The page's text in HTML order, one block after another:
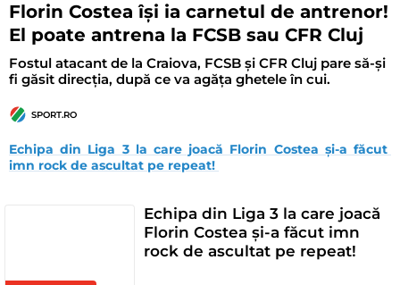
Florin Costea își ia carnetul de antrenor!
El poate antrena la FCSB sau CFR Cluj
Fostul atacant de la Craiova, FCSB și CFR Cluj pare să-și
fi găsit direcția, după ce va agăța ghetele în cui.
SPORT.RO
Echipa din Liga 3 la care joacă Florin Costea și-a făcut
imn rock de ascultat pe repeat!
Echipa din Liga 3 la care joacă
Florin Costea și-a făcut imn
rock de ascultat pe repeat!